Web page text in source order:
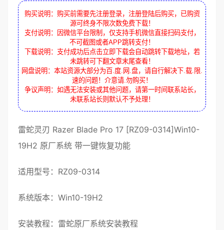
购买说明：购买前需要先注册登录，注册登陆后购买，已购资
源可终身不限次数免费下载！
支付说明：因微信平台限制，仅支持手机微信直接扫码支付，
不可截图或者APP跳转支付！
下载说明：支付成功后点击立即下载会自动跳转下载地址，若
未跳转可下翻文章末尾查看！
网盘说明：本站资源大部分为百.度.网.盘，请自行解决下.载.限.
速的问题！介意请.勿购买！
争议声明：如遇无法安装或其他问题，请第一时间联系站长，
未联系站长则默认不予处理！
雷蛇灵刃 Razer Blade Pro 17 [RZ09-0314]Win10-
19H2 原厂系统 带一键恢复功能
适用型号：RZ09-0314
系统版本：Win10-19H2
安装教程： 雷蛇原厂系统安装教程